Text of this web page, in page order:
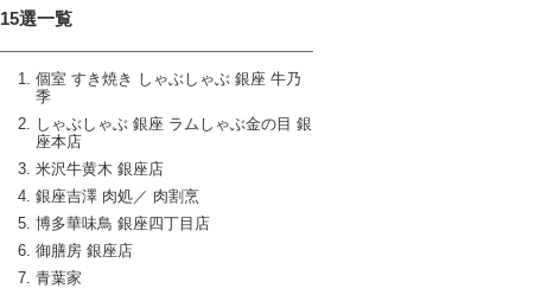
15選一覧
個室 すき焼き しゃぶしゃぶ 銀座 牛乃
季
しゃぶしゃぶ 銀座 ラムしゃぶ金の目 銀
座本店
米沢牛黄木 銀座店
銀座吉澤 肉処／ 肉割烹
博多華味鳥 銀座四丁目店
御膳房 銀座店
青葉家